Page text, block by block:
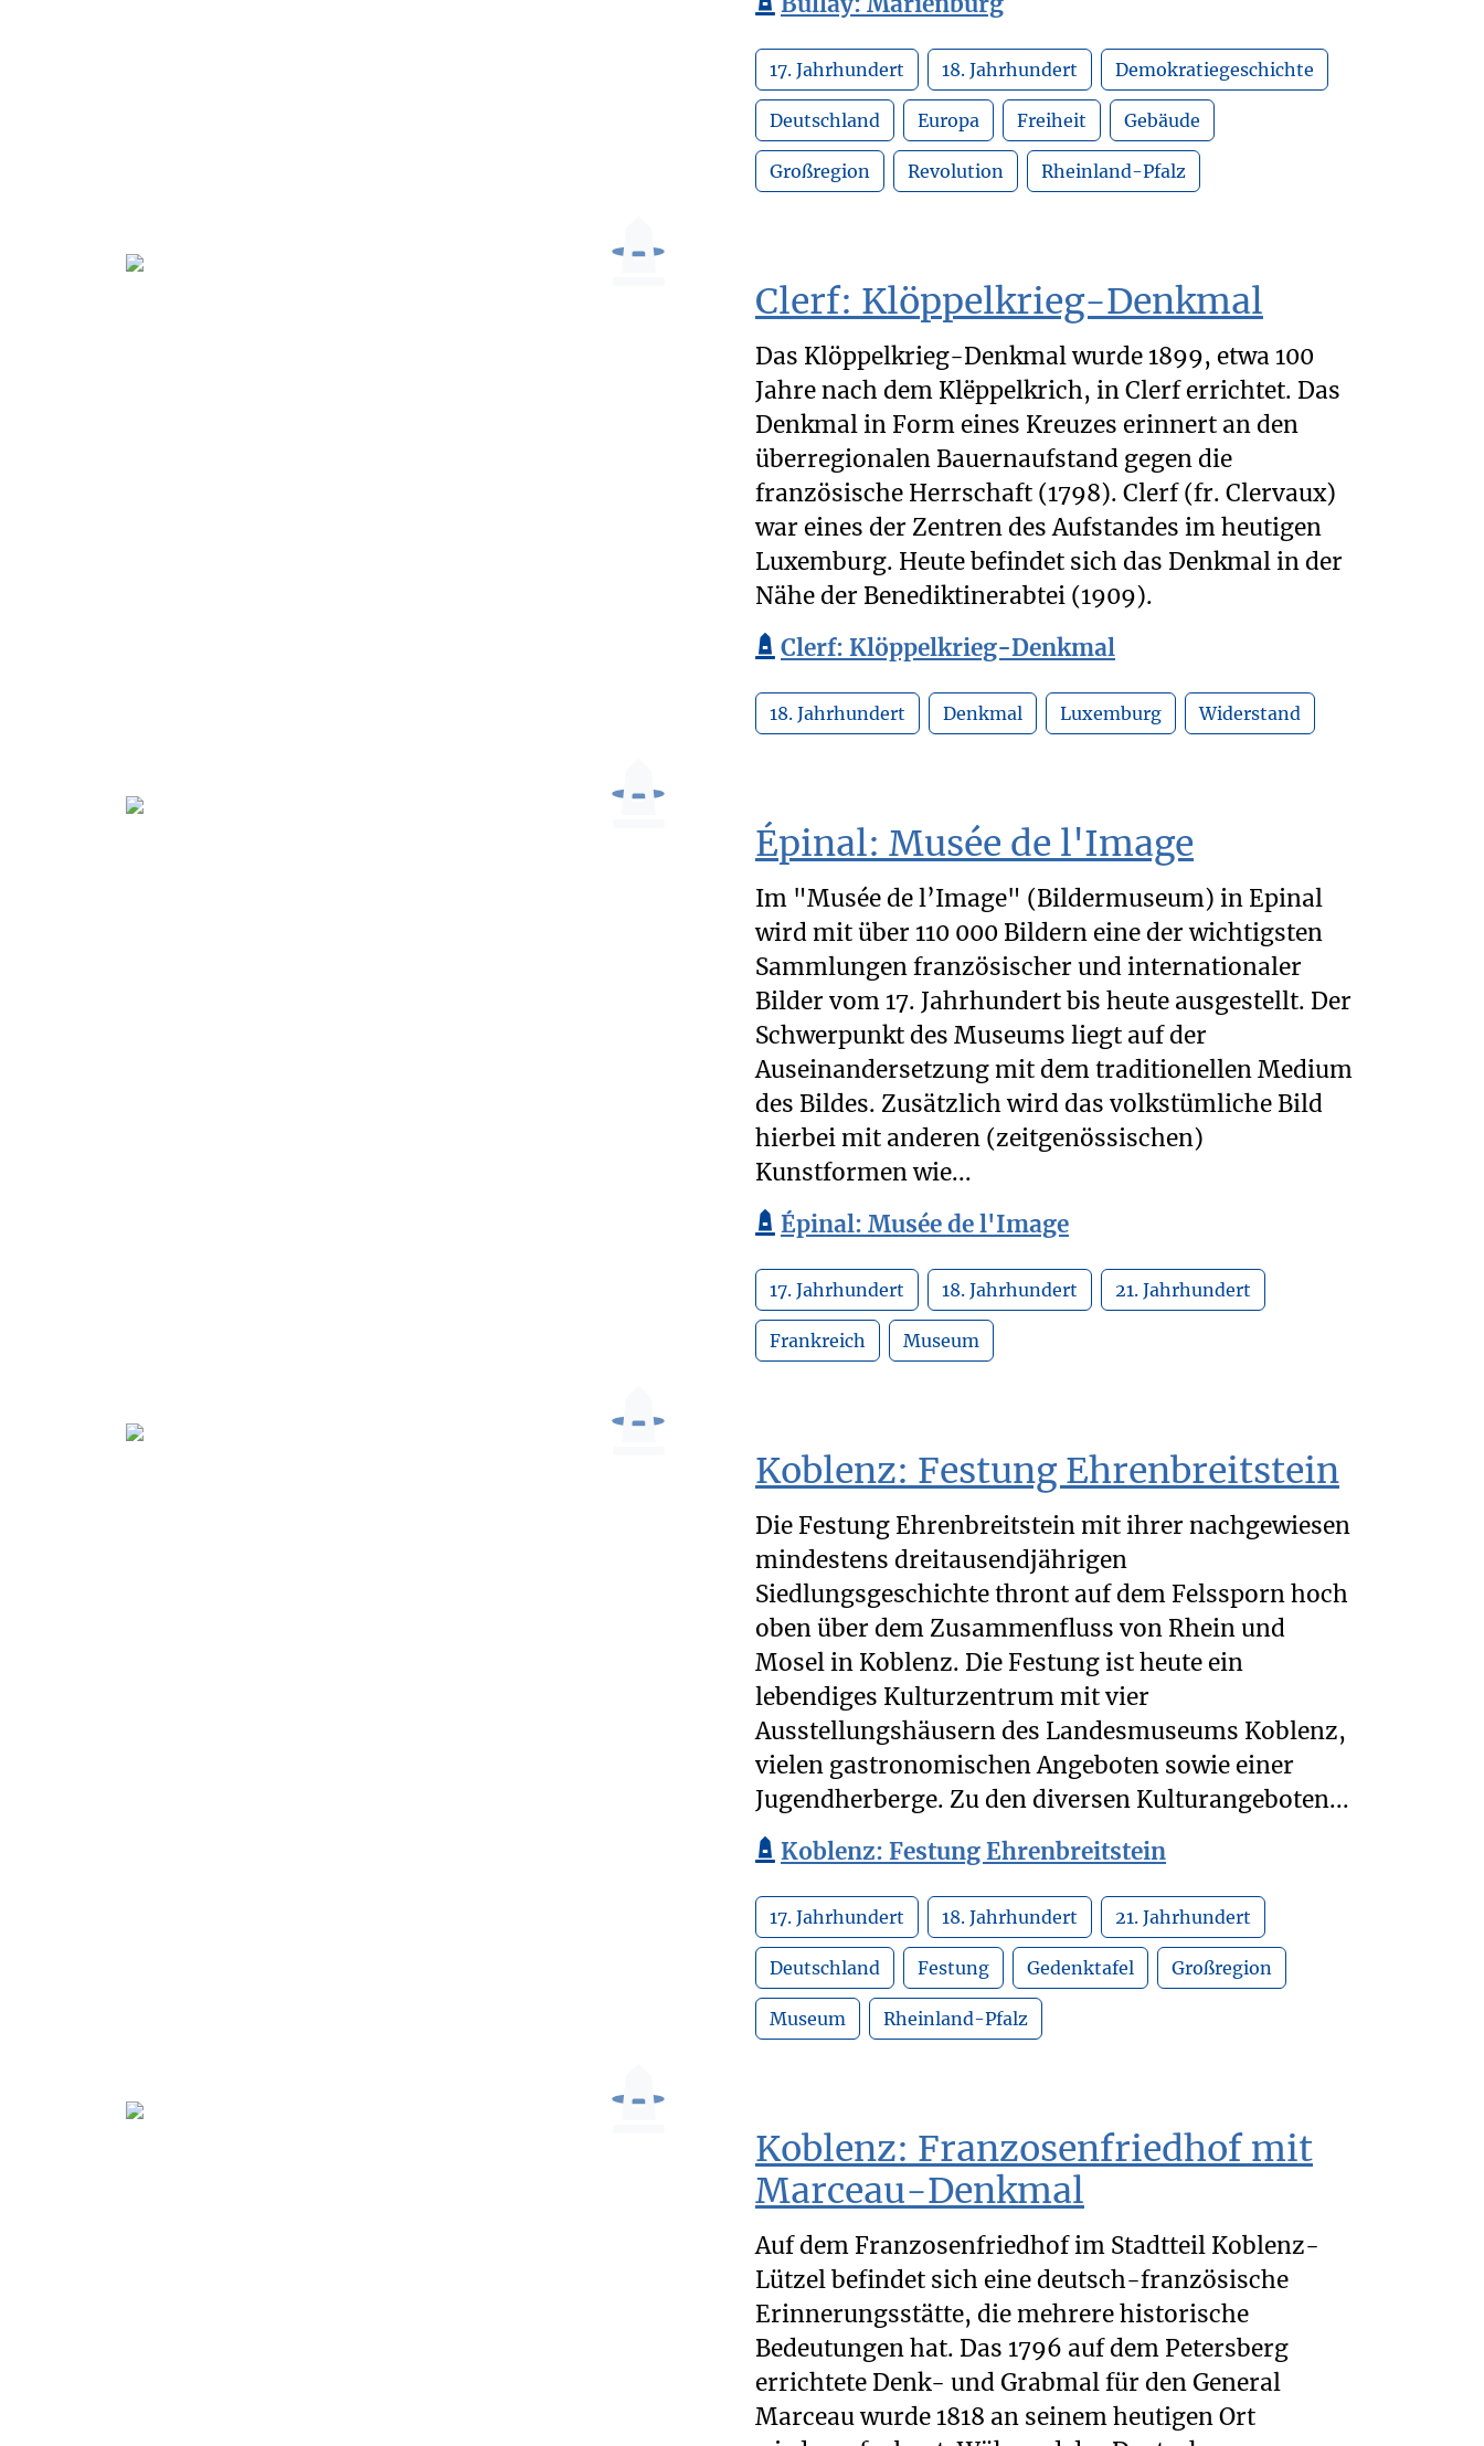
17. Jahrhundert 18. Jahrhundert Demokratiegeschichte
Deutschland Europa Freiheit Gebäude
Großregion Revolution Rheinland-Pfalz
Clerf: Klöppelkrieg-Denkmal
Das Klöppelkrieg-Denkmal wurde 1899, etwa 100
Jahre nach dem Klëppelkrich, in Clerf errichtet. Das
Denkmal in Form eines Kreuzes erinnert an den
überregionalen Bauernaufstand gegen die
französische Herrschaft (1798). Clerf (fr. Clervaux)
war eines der Zentren des Aufstandes im heutigen
Luxemburg. Heute befindet sich das Denkmal in der
Nähe der Benediktinerabtei (1909).
Clerf: Klöppelkrieg-Denkmal
18. Jahrhundert Denkmal Luxemburg Widerstand
Épinal: Musée de l'Image
Im "Musée de l’Image" (Bildermuseum) in Epinal
wird mit über 110 000 Bildern eine der wichtigsten
Sammlungen französischer und internationaler
Bilder vom 17. Jahrhundert bis heute ausgestellt. Der
Schwerpunkt des Museums liegt auf der
Auseinandersetzung mit dem traditionellen Medium
des Bildes. Zusätzlich wird das volkstümliche Bild
hierbei mit anderen (zeitgenössischen)
Kunstformen wie...
Épinal: Musée de l'Image
17. Jahrhundert 18. Jahrhundert 21. Jahrhundert
Frankreich Museum
Koblenz: Festung Ehrenbreitstein
Die Festung Ehrenbreitstein mit ihrer nachgewiesen
mindestens dreitausendjährigen
Siedlungsgeschichte thront auf dem Felssporn hoch
oben über dem Zusammenfluss von Rhein und
Mosel in Koblenz. Die Festung ist heute ein
lebendiges Kulturzentrum mit vier
Ausstellungshäusern des Landesmuseums Koblenz,
vielen gastronomischen Angeboten sowie einer
Jugendherberge. Zu den diversen Kulturangeboten...
Koblenz: Festung Ehrenbreitstein
17. Jahrhundert 18. Jahrhundert 21. Jahrhundert
Deutschland Festung Gedenktafel Großregion
Museum Rheinland-Pfalz
Koblenz: Franzosenfriedhof mit
Marceau-Denkmal
Auf dem Franzosenfriedhof im Stadtteil Koblenz-
Lützel befindet sich eine deutsch-französische
Erinnerungsstätte, die mehrere historische
Bedeutungen hat. Das 1796 auf dem Petersberg
errichtete Denk- und Grabmal für den General
Marceau wurde 1818 an seinem heutigen Ort